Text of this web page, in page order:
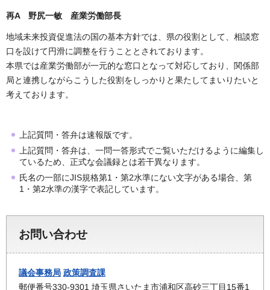
再A 野尻一敏 産業労働部長
地域未来投資促進法の国の基本方針では、県の役割として、相談窓
口を設けて円滑に調整を行うこととされております。
本県では産業労働部が一元的な窓口となって対応しており、関係部
局と連携しながらこうした役割をしっかりと果たしてまいりたいと
考えております。
上記質問・答弁は速報版です。
上記質問・答弁は、一問一答形式でご覧いただけるように編集し
ているため、正式な会議録とは若干異なります。
氏名の一部にJIS規格第1・第2水準にない文字がある場合、第
1・第2水準の漢字で表記しています。
お問い合わせ
議会事務局 政策調査課
郵便番号330-9301 埼玉県さいたま市浦和区高砂三丁目15番1